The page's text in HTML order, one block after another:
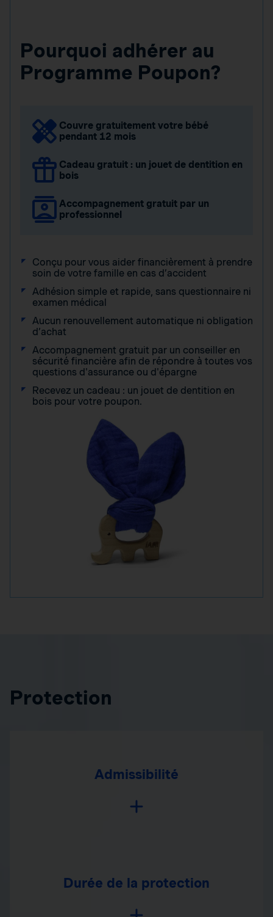
Pourquoi adhérer au
Programme Poupon?
Couvre gratuitement votre bébé
pendant 12 mois
Cadeau gratuit : un jouet de dentition en
bois
Accompagnement gratuit par un
professionnel
Conçu pour vous aider financièrement à prendre
soin de votre famille en cas d’accident
Adhésion simple et rapide, sans questionnaire ni
examen médical
Aucun renouvellement automatique ni obligation
d’achat
Accompagnement gratuit par un conseiller en
sécurité financière afin de répondre à toutes vos
questions d'assurance ou d'épargne
Recevez un cadeau : un jouet de dentition en
bois pour votre poupon.
Protection
Admissibilité
Durée de la protection